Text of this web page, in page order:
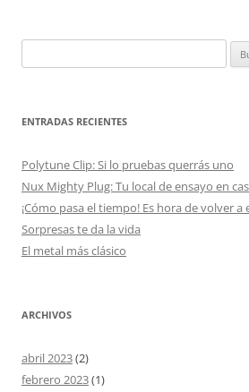
ENTRADAS RECIENTES
Polytune Clip: Si lo pruebas querrás uno
Nux Mighty Plug: Tu local de ensayo en
¡Cómo pasa el tiempo! Es hora de volver a
Sorpresas te da la vida
El metal más clásico
ARCHIVOS
abril 2023(2)
febrero 2023(1)